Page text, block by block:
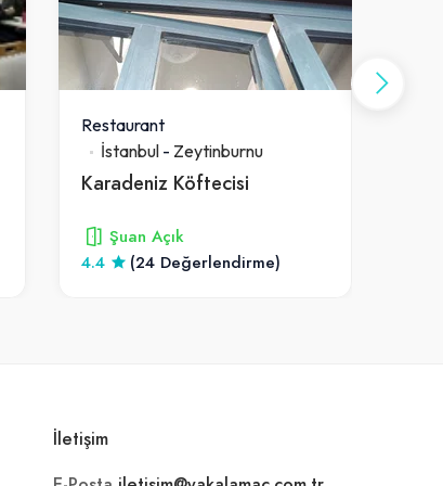
Restaurant
İstanbul- Zeytinburnu
Karadeniz Köftecisi
Şuan Açık
4.4
(24 Değerlendirme)
İletişim